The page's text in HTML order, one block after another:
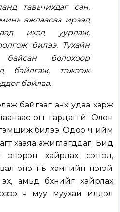
тавьчихдаг сан.
ажлаасаа ирээд
ихэд уурлаж,
билээ. Тухайн
болохоор
байлгаж, тэжээж
байлаа.
байгааг анх удаа харж
огт гардаггүй. Олон
гэмшиж билээ. Одоо ч ийм
хааяа ажиглагддаг. Бид
энэрэн хайрлах сэтгэл,
энэ нь хамгийн үнэтэй
амьд бүхнийг хайрлах
ч муу муухай үйлдэл